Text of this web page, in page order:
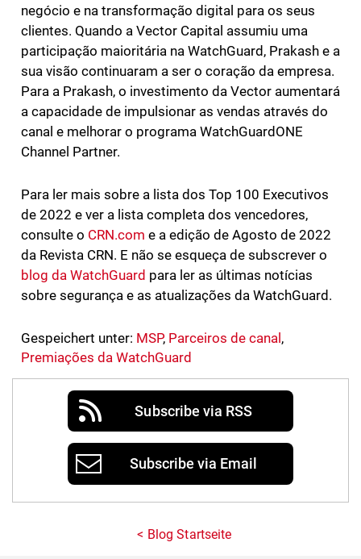
negócio e na transformação digital para os seus
clientes. Quando a Vector Capital assumiu uma
participação maioritária na WatchGuard, Prakash e a
sua visão continuaram a ser o coração da empresa.
Para a Prakash, o investimento da Vector aumentará
a capacidade de impulsionar as vendas através do
canal e melhorar o programa WatchGuardONE
Channel Partner.
Para ler mais sobre a lista dos Top 100 Executivos
de 2022 e ver a lista completa dos vencedores,
consulte o CRN.com e a edição de Agosto de 2022
da Revista CRN. E não se esqueça de subscrever o
blog da WatchGuard para ler as últimas notícias
sobre segurança e as atualizações da WatchGuard.
Gespeichert unter: MSP, Parceiros de canal,
Premiações da WatchGuard
Subscribe via RSS
Subscribe via Email
Blog Startseite